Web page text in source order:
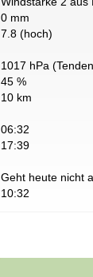
0 mm
7.8 (hoch)
1017 hPa
45 %
10 km
06:32
17:39
Geht heute nicht
10:32